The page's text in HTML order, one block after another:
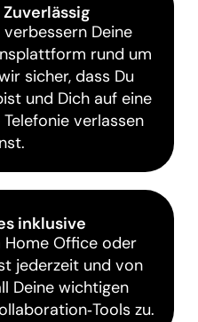
Deine
rund um
sicher, dass Du
und Dich auf eine
verlassen
inklusive
Home Office oder
jederzeit und von
Deine wichtigen
zu.